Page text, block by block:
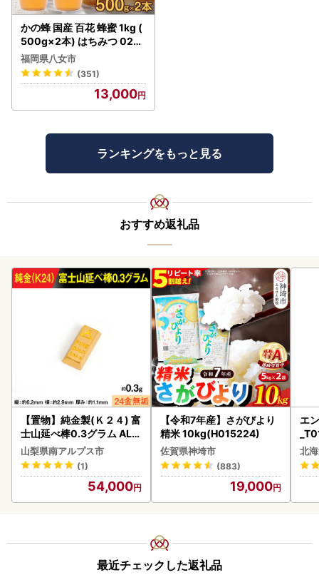
かの蜂 国産 百花 蜂蜜 1kg (
500g×2本) はちみつ 024-
019
福岡県八女市
(351)
13,000
ランキングをもっと見る
おすすめ返礼品
【置物】純金製(Ｋ２４) 富
士山延べ棒0.3グラム ALP
BK193
山梨県南アルプス市
(1)
54,000
【令和7年産】さがびより
精米 10kg(H015224)
佐賀県神埼市
(883)
19,000
エ
北
最近チェックした返礼品